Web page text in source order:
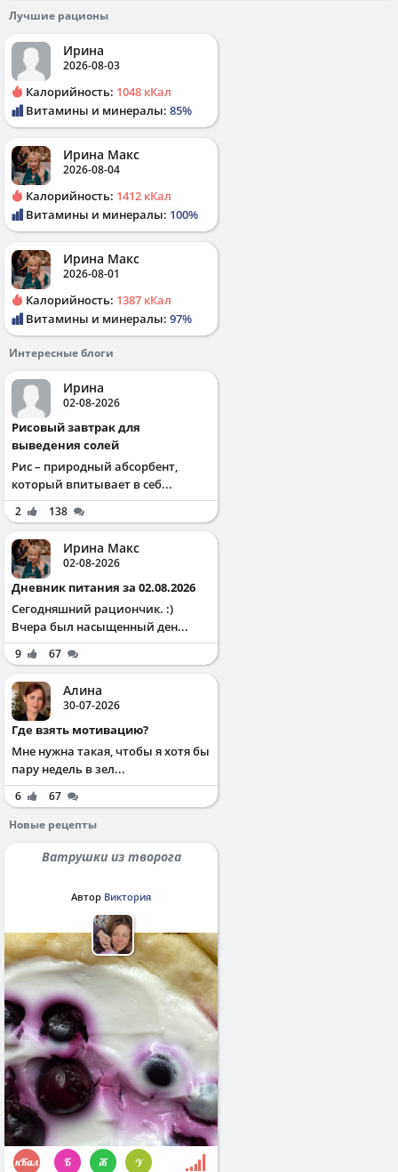
Лучшие рационы
Ирина
2026-08-03
Калорийность: 1048 кКал
Витамины и минералы: 85%
Ирина Макс
2026-08-04
Калорийность: 1412 кКал
Витамины и минералы: 100%
Ирина Макс
2026-08-01
Калорийность: 1387 кКал
Витамины и минералы: 97%
Интересные блоги
Ирина
02-08-2026
Рисовый завтрак для
выведения солей
Рис – природный абсорбент,
который впитывает в себ...
2 138
Ирина Макс
02-08-2026
Дневник питания за 02.08.2026
Сегодняшний рациончик. :)
Вчера был насыщенный ден...
9 67
Алина
30-07-2026
Где взять мотивацию?
Мне нужна такая, чтобы я хотя бы
пару недель в зел...
6
67
Новые рецепты
Ватрушки из творога
Автор Виктория